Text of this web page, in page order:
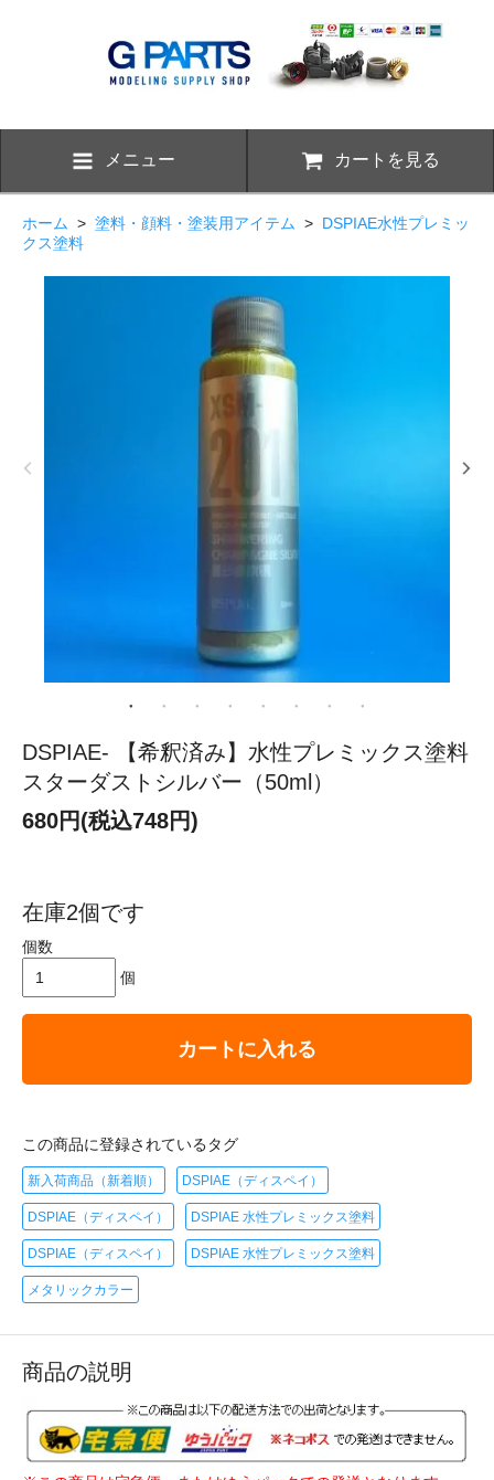
メニュー カートを見る
ホーム > 塗料・顔料・塗装用アイテム > DSPIAE水性プレミッ
クス塗料
DSPIAE- 【希釈済み】水性プレミックス塗料
スターダストシルバー（50ml）
680円(税込748円)
在庫2個です
個数
個
カートに入れる
この商品に登録されているタグ
新入荷商品（新着順） DSPIAE（ディスペイ）
DSPIAE（ディスペイ） DSPIAE 水性プレミックス塗料
DSPIAE（ディスペイ） DSPIAE 水性プレミックス塗料
メタリックカラー
商品の説明